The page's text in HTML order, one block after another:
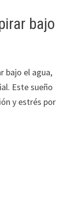
bajo
bajo el agua,
Este sueño
y estrés por